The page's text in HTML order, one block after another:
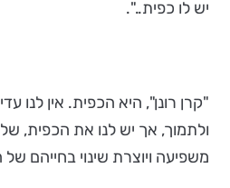
יש לו כפית..".
"קרן רונן", היא הכפית. אין לנו
ולתמוך, אך יש לנו את הכפית,
משפיעה ויוצרת שינוי בחייהם